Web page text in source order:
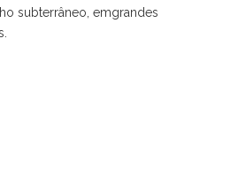
subterrâneo, emgrandes